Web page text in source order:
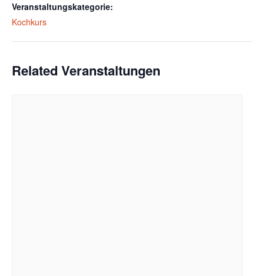
Veranstaltungskategorie:
Kochkurs
Related Veranstaltungen